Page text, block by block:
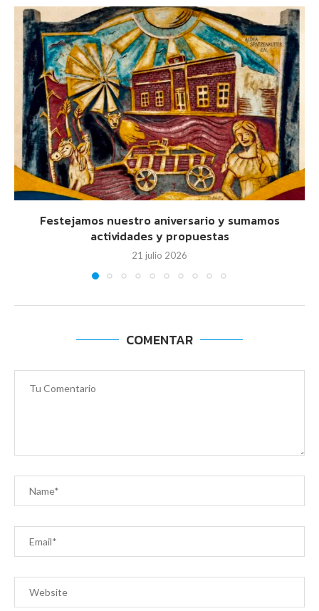
Festejamos nuestro aniversario y sumamos
actividades y propuestas
21 julio 2026
COMENTAR